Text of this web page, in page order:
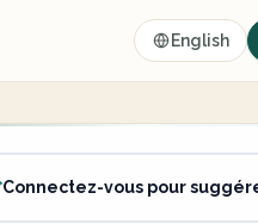
English
Connectez-vous pour